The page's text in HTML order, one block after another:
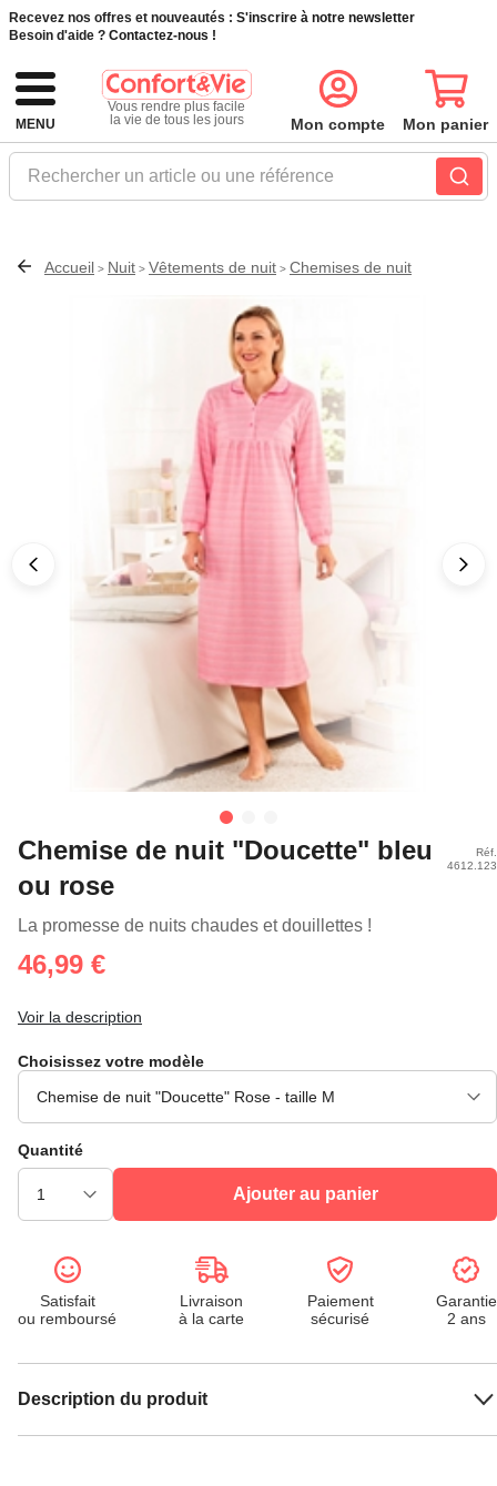
Recevez nos offres et nouveautés : S'inscrire à notre newsletter
Besoin d'aide ? Contactez-nous !
MENU
Vous rendre plus facile
la vie de tous les jours
Rechercher un article ou une référence
Mon compte Mon panier
Accueil > Nuit > Vêtements de nuit > Chemises de nuit
Chemise de nuit "Doucette" bleu
ou rose
La promesse de nuits chaudes et douillettes !
Réf.
4612.123
46,99 €
Voir la description
Choisissez votre modèle
Quantité
Ajouter au panier
Satisfait
ou remboursé
Livraison
à la carte
Paiement
sécurisé
Garantie
2 ans
Description du produit